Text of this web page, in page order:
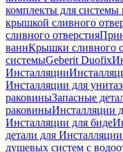
комплекты для системы
крышкой сливного
сливного отверстия
ваннКрышки сливного
системыGeberit Duofix
Инсталляции
Инсталляции для
раковиныЗапасные
раковиныИнсталляции
Инсталляции для биде
детали для
душевых систем с